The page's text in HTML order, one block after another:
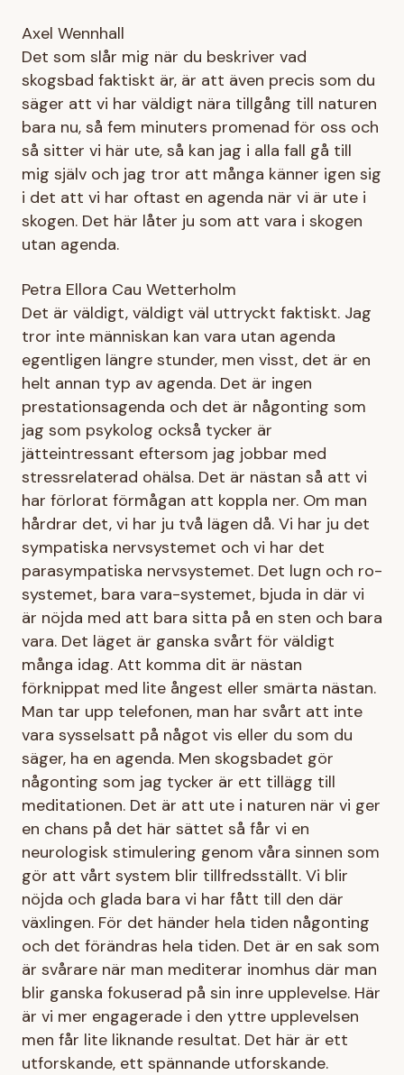
Axel Wennhall
Det som slår mig när du beskriver vad
skogsbad faktiskt är, är att även precis som du
säger att vi har väldigt nära tillgång till naturen
bara nu, så fem minuters promenad för oss och
så sitter vi här ute, så kan jag i alla fall gå till
mig själv och jag tror att många känner igen sig
i det att vi har oftast en agenda när vi är ute i
skogen. Det här låter ju som att vara i skogen
utan agenda.
Petra Ellora Cau Wetterholm
Det är väldigt, väldigt väl uttryckt faktiskt. Jag
tror inte människan kan vara utan agenda
egentligen längre stunder, men visst, det är en
helt annan typ av agenda. Det är ingen
prestationsagenda och det är någonting som
jag som psykolog också tycker är
jätteintressant eftersom jag jobbar med
stressrelaterad ohälsa. Det är nästan så att vi
har förlorat förmågan att koppla ner. Om man
hårdrar det, vi har ju två lägen då. Vi har ju det
sympatiska nervsystemet och vi har det
parasympatiska nervsystemet. Det lugn och ro-
systemet, bara vara-systemet, bjuda in där vi
är nöjda med att bara sitta på en sten och bara
vara. Det läget är ganska svårt för väldigt
många idag. Att komma dit är nästan
förknippat med lite ångest eller smärta nästan.
Man tar upp telefonen, man har svårt att inte
vara sysselsatt på något vis eller du som du
säger, ha en agenda. Men skogsbadet gör
någonting som jag tycker är ett tillägg till
meditationen. Det är att ute i naturen när vi ger
en chans på det här sättet så får vi en
neurologisk stimulering genom våra sinnen som
gör att vårt system blir tillfredsställt. Vi blir
nöjda och glada bara vi har fått till den där
växlingen. För det händer hela tiden någonting
och det förändras hela tiden. Det är en sak som
är svårare när man mediterar inomhus där man
blir ganska fokuserad på sin inre upplevelse. Här
är vi mer engagerade i den yttre upplevelsen
men får lite liknande resultat. Det här är ett
utforskande, ett spännande utforskande.